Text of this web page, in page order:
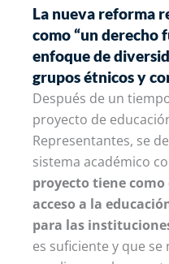
La nueva reforma
como “un derecho
enfoque de
grupos étnicos y
Después de un
proyecto de
Representantes, se
sistema académico
proyecto tiene
acceso a la
para las
es suficiente y que